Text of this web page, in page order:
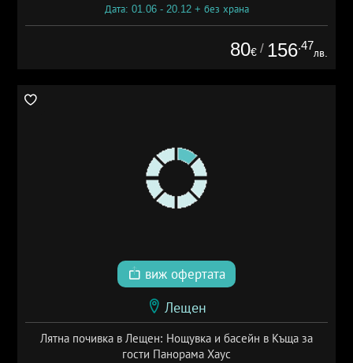
Дата: 01.06 - 20.12 + без храна
80€ / 156.47
лв.
виж офертата
Лещен
Лятна почивка в Лещен: Нощувка и басейн в Къща за
гости Панорама Хаус